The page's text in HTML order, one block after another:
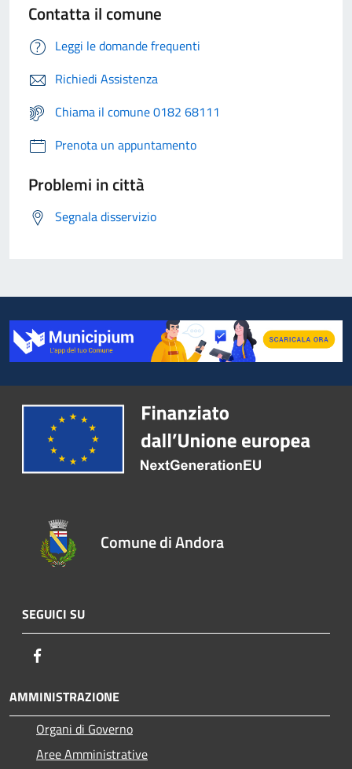
Contatta il comune
Leggi le domande frequenti
Richiedi Assistenza
Chiama il comune 0182 68111
Prenota un appuntamento
Problemi in città
Segnala disservizio
Comune di Andora
SEGUICI SU
AMMINISTRAZIONE
Organi di Governo
Aree Amministrative